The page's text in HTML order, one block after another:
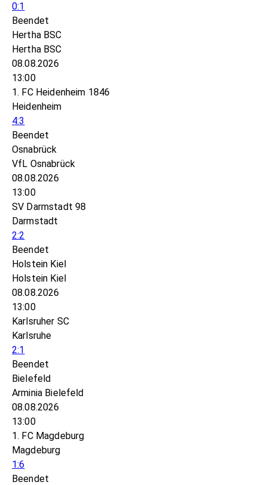
0:1
Beendet
Hertha BSC
Hertha BSC
08.08.2026
13:00
1. FC Heidenheim 1846
Heidenheim
4:3
Beendet
Osnabrück
VfL Osnabrück
08.08.2026
13:00
SV Darmstadt 98
Darmstadt
2:2
Beendet
Holstein Kiel
Holstein Kiel
08.08.2026
13:00
Karlsruher SC
Karlsruhe
2:1
Beendet
Bielefeld
Arminia Bielefeld
08.08.2026
13:00
1. FC Magdeburg
Magdeburg
1:6
Beendet